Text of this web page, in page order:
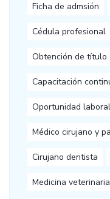
Ficha de admsión
Cédula profesional
Obtención de título
Capacitación
Oportunidad laboral
Médico cirujano y
Cirujano dentista
Medicina